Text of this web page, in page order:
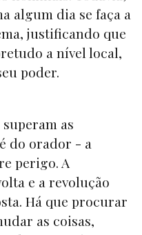
algum dia se faça a
justificando que
a nível local,
poder.
as
do orador - a
perigo. A
e a revolução
Há que procurar
as coisas,